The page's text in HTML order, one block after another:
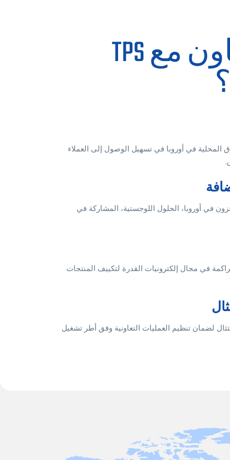
لماذا التعاون مع TPS
المحلية في أوروبا في تسهيل الوصول إلى العملاء
في أوروبا، الحلول اللوجستية، المشاركة في
في مجال إلكترونيات القدرة لتكييف المنتجات
لضمان تنظيم العمليات التعاونية وفق أطر تشغيل